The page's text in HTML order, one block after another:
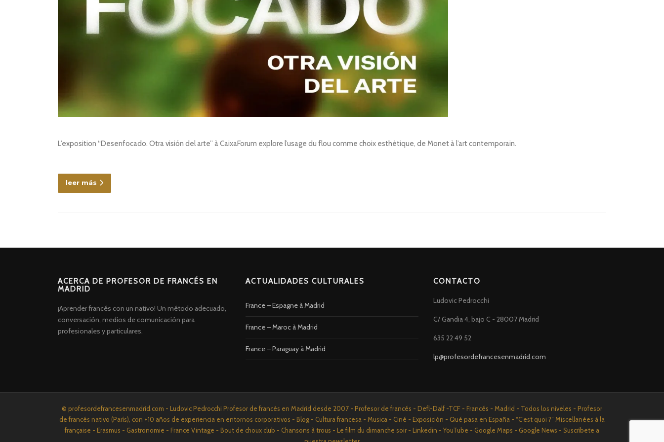
L’exposition “Desenfocado. Otra visión del arte” à CaixaForum explore l’usage du flou comme choix esthétique, de Monet à l’art contemporain.
leer más
ACERCA DE PROFESOR DE FRANCÉS EN
MADRID
¡Aprender francés con un nativo! Un método adecuado,
conversación, medios de comunicación para
profesionales y particulares.
ACTUALIDADES CULTURALES
France – Espagne à Madrid
France – Maroc à Madrid
France – Paraguay à Madrid
CONTACTO
Ludovic Pedrocchi
C/ Gandia 4, bajo C - 28007 Madrid
635 22 49 52
lp@profesordefrancesenmadrid.com
© profesordefrancesenmadrid.com - Ludovic Pedrocchi Profesor de francés en Madrid desde 2007 - Profesor de francés - Defl-Dalf -TCF - Francés - Madrid - Todos los niveles - Profesor
de francés nativo (París), con +10 años de experiencia en entornos corporativos - Blog - Cultura francesa - Musica - Ciné - Exposición - Qué pasa en España - “C’est quoi ?” Miscellanées à la
française - Erasmus - Gastronomie - France Vintage - Bout de choux club - Chansons à trous - Le film du dimanche soir - Linkedin - YouTube - Google Maps - Google News - Suscríbete a
Screenr
parallax
theme